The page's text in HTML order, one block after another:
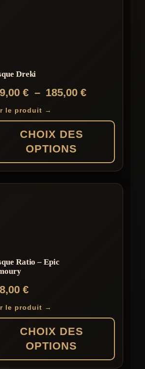
Dreki
€ – 185,00 €Plage
prix :
185,00 €
le produit →
CHOIX DES
OPTIONS
Ratio – Epic
€
le produit →
CHOIX DES
OPTIONS